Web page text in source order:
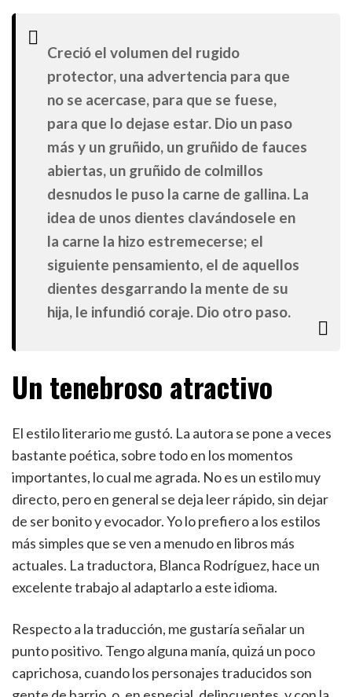
Creció el volumen del rugido
protector, una advertencia para que
no se acercase, para que se fuese,
para que lo dejase estar. Dio un paso
más y un gruñido, un gruñido de fauces
abiertas, un gruñido de colmillos
desnudos le puso la carne de gallina. La
idea de unos dientes clavándosele en
la carne la hizo estremecerse; el
siguiente pensamiento, el de aquellos
dientes desgarrando la mente de su
hija, le infundió coraje. Dio otro paso.
Un tenebroso atractivo
El estilo literario me gustó. La autora se pone a veces
bastante poética, sobre todo en los momentos
importantes, lo cual me agrada. No es un estilo muy
directo, pero en general se deja leer rápido, sin dejar
de ser bonito y evocador. Yo lo prefiero a los estilos
más simples que se ven a menudo en libros más
actuales. La traductora, Blanca Rodríguez, hace un
excelente trabajo al adaptarlo a este idioma.
Respecto a la traducción, me gustaría señalar un
punto positivo. Tengo alguna manía, quizá un poco
caprichosa, cuando los personajes traducidos son